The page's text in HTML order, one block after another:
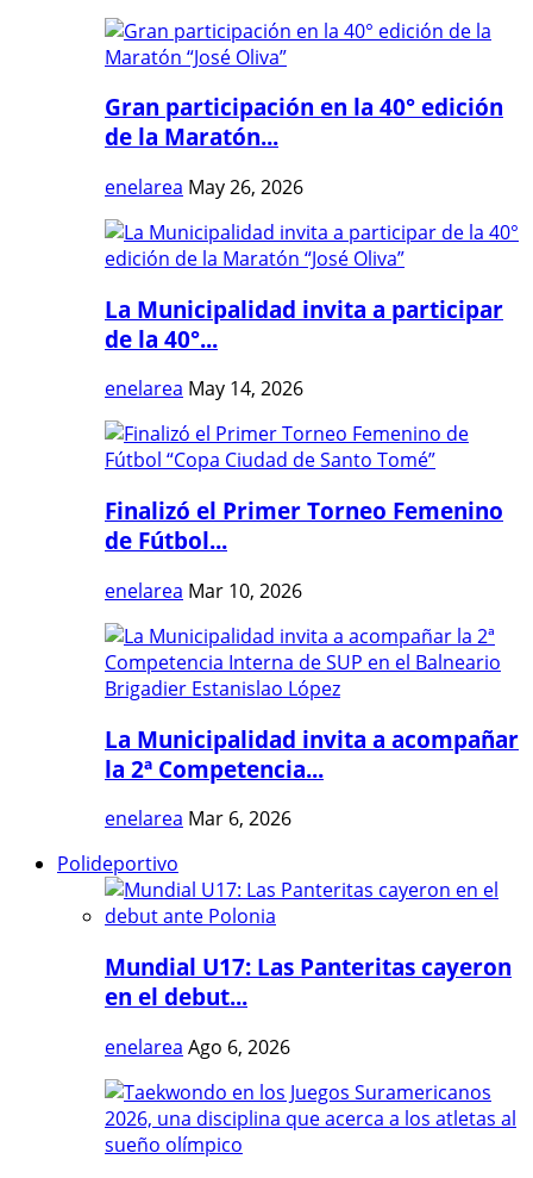
Gran participación en la 40° edición
de la Maratón...
enelarea May 26, 2026
La Municipalidad invita a participar
de la 40°...
enelarea May 14, 2026
Finalizó el Primer Torneo Femenino
de Fútbol...
enelarea Mar 10, 2026
La Municipalidad invita a acompañar
la 2ª Competencia...
enelarea Mar 6, 2026
Polideportivo
Mundial U17: Las Panteritas cayeron
en el debut...
enelarea Ago 6, 2026